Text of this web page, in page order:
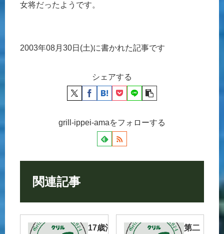
女将だったようです。
2003年08月30日(土)に書かれた記事です
シェアする
grill-ippei-amaをフォローする
関連記事
17歳沖
第二